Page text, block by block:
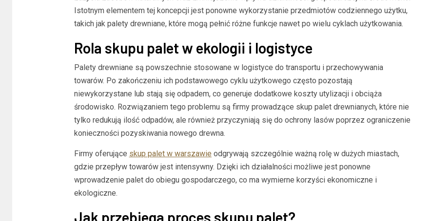
Istotnym elementem tej koncepcji jest ponowne wykorzystanie przedmiotów codziennego użytku,
takich jak palety drewniane, które mogą pełnić różne funkcje nawet po wielu cyklach użytkowania.
Rola skupu palet w ekologii i logistyce
Palety drewniane są powszechnie stosowane w logistyce do transportu i przechowywania
towarów. Po zakończeniu ich podstawowego cyklu użytkowego często pozostają
niewykorzystane lub stają się odpadem, co generuje dodatkowe koszty utylizacji i obciąża
środowisko. Rozwiązaniem tego problemu są firmy prowadzące skup palet drewnianych, które nie
tylko redukują ilość odpadów, ale również przyczyniają się do ochrony lasów poprzez ograniczenie
konieczności pozyskiwania nowego drewna.
Firmy oferujące skup palet w warszawie odgrywają szczególnie ważną rolę w dużych miastach,
gdzie przepływ towarów jest intensywny. Dzięki ich działalności możliwe jest ponowne
wprowadzenie palet do obiegu gospodarczego, co ma wymierne korzyści ekonomiczne i
ekologiczne.
Jak przebiega proces skupu palet?